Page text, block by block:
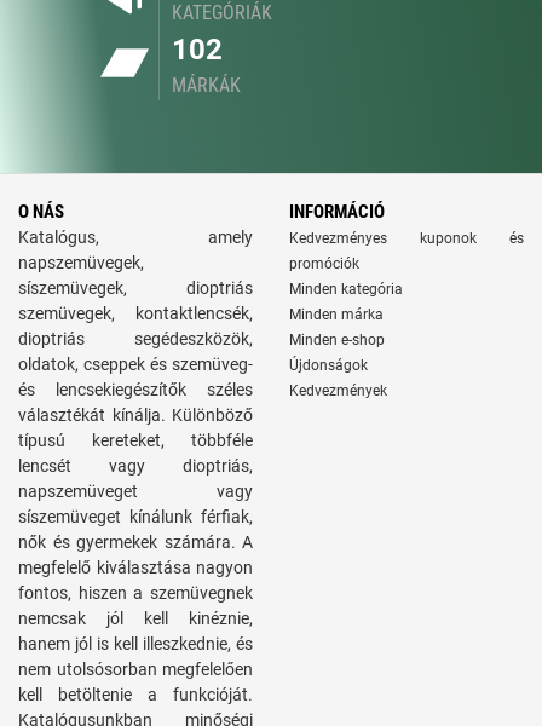
KATEGÓRIÁK
102
MÁRKÁK
O NÁS
Katalógus, amely
napszemüvegek,
síszemüvegek, dioptriás
szemüvegek, kontaktlencsék,
dioptriás segédeszközök,
oldatok, cseppek és szemüveg-
és lencsekiegészítők széles
választékát kínálja. Különböző
típusú kereteket, többféle
lencsét vagy dioptriás,
napszemüveget vagy
síszemüveget kínálunk férfiak,
nők és gyermekek számára. A
megfelelő kiválasztása nagyon
fontos, hiszen a szemüvegnek
nemcsak jól kell kinéznie,
hanem jól is kell illeszkednie, és
nem utolsósorban megfelelően
kell betöltenie a funkcióját.
Katalógusunkban minőségi
INFORMÁCIÓ
Kedvezményes kuponok és
promóciók
Minden kategória
Minden márka
Minden e-shop
Újdonságok
Kedvezmények